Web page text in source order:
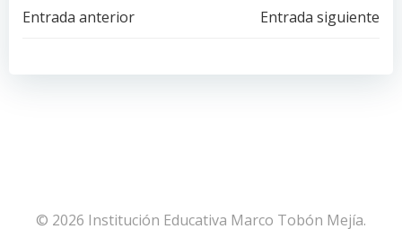
Navegación
de
Entrada anterior
Navegación
de
Entrada siguiente
© 2026 Institución Educativa Marco Tobón Mejía.